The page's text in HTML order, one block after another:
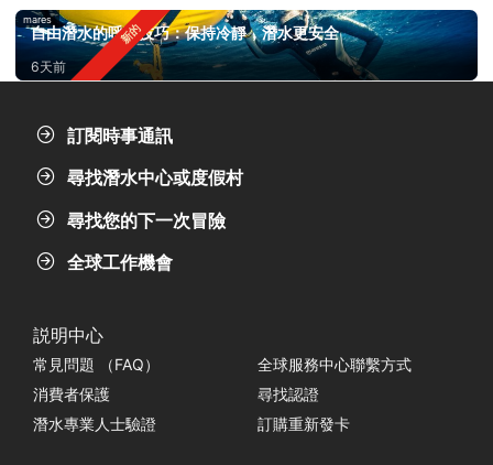
mares
自由潛水的呼吸技巧：保持冷靜，潛水更安全
6天前
訂閱時事通訊
尋找潛水中心或度假村
尋找您的下一次冒險
全球工作機會
説明中心
常見問題 （FAQ）
全球服務中心聯繫方式
消費者保護
尋找認證
潛水專業人士驗證
訂購重新發卡